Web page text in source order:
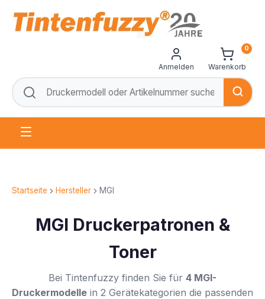
Anmelden Warenkorb
0
Startseite Hersteller MGI
MGI Druckerpatronen &
Toner
Bei Tintenfuzzy finden Sie für 4 MGI-
Druckermodelle in 2 Gerätekategorien die passenden